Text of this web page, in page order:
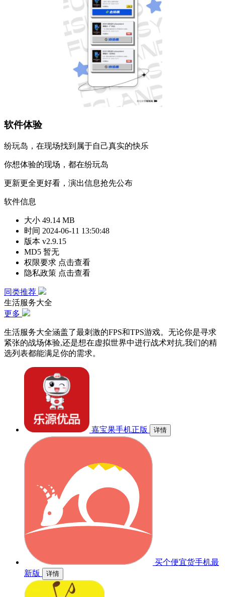
软件体验
纷玩岛，在现场找到属于自己真实的快乐
你想体验的现场，都在纷玩岛
更新更全更好看，演出信息抢先公布
软件信息
大小 49.14 MB
时间 2024-06-11 13:50:48
版本 v2.9.15
MD5 暂无
权限要求 点击查看
隐私政策 点击查看
同类推荐
生活服务大全
更多
生活服务大全涵盖了最刺激的FPS和TPS游戏。无论你是寻求
紧张的战场体验,还是想在虚拟世界中进行战术对抗,我们的精
选列表都能满足你的需求。
嘉宝果手机正版 详情
买个便宜货手机最
新版
详情